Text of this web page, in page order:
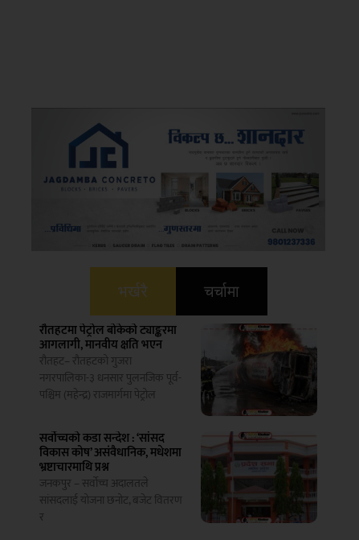
भर्खरै चर्चामा
रौतहटमा पेट्रोल बोकेको ट्याङ्करमा
आगलागी, मानवीय क्षति भएन
रौतहट– रौतहटको गुजरा
नगरपालिका-३ धनसार पुलनजिक पूर्व-
पश्चिम (महेन्द्र) राजमार्गमा पेट्रोल
सर्वोच्चको कडा सन्देश : ‘सांसद
विकास कोष’ असंवैधानिक, मधेशमा
भ्रष्टाचारमाथि प्रश्न
जनकपुर – सर्वोच्च अदालतले
सांसदलाई योजना छनोट, बजेट वितरण
र